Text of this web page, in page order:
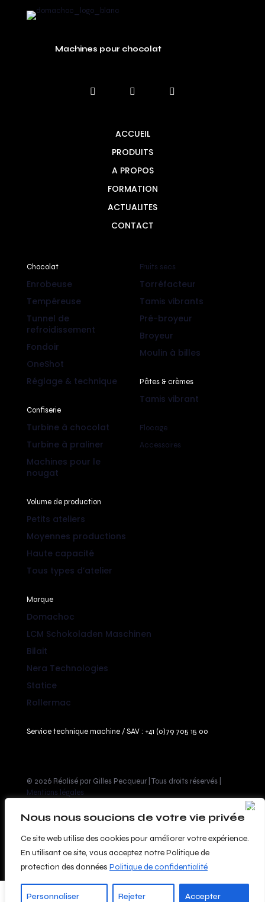
Nous nous soucions de votre vie privée
Ce site web utilise des cookies pour améliorer votre expérience.
En utilisant ce site, vous acceptez notre Politique de
protection des données Politique de confidentialité
Personnaliser Rejeter Accepter
Machines pour chocolat
ACCUEIL
PRODUITS
A PROPOS
FORMATION
ACTUALITES
CONTACT
Chocolat
Enrobeuse
Tempéreuse
Tunnel de
refroidissement
Fondoir
OneShot
Réglage & technique
Confiserie
Turbine à chocolat
Turbine à praliner
Machines pour le
nougat
Fruits secs
Torréfacteur
Tamis vibrants
Pré-broyeur
Broyeur
Moulin à billes
Pâtes & crèmes
Tamis vibrant
Flocage
Accessoires
Volume de production
Petits ateliers
Moyennes productions
Haute capacité
Tous types d’atelier
Marque
Domachoc
LCM Schokoladen Maschinen
Bilait
Nera Technologies
Statice
Rollermac
Service technique machine / SAV : +41 (0)79 705 15 00
© 2026 Réalisé par Gilles Pecqueur | Tous droits réservés |
Mentions légales
Anglais